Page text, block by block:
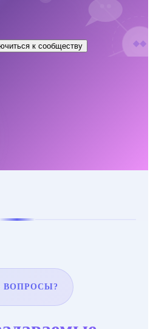
к сообществу
ВОПРОСЫ?